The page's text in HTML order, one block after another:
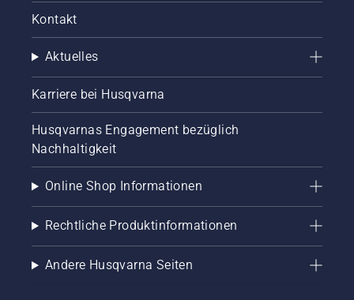
Kontakt
Aktuelles
Karriere bei Husqvarna
Husqvarnas Engagement bezüglich
Nachhaltigkeit
Online Shop Informationen
Rechtliche Produktinformationen
Andere Husqvarna Seiten